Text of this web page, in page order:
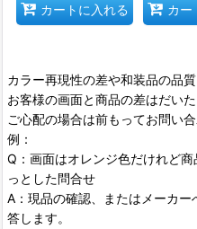
カートに入れる カー
カラー再現性の差や和装品の品
お客様の画面と商品の差はだい
ご心配の場合は前もってお問い合
例：
Q：画面はオレンジ色だけれど
っとした問合せ
A：現品の確認、またはメーカ
答します。